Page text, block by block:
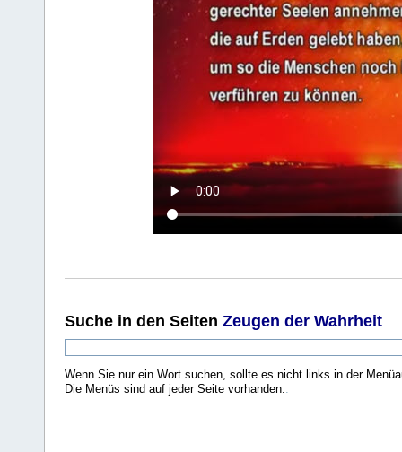
Suche in den Seiten Zeugen der Wahrheit
Wenn Sie nur ein Wort suchen, sollte es nicht links in der
Die Menüs sind auf jeder Seite vorhanden..